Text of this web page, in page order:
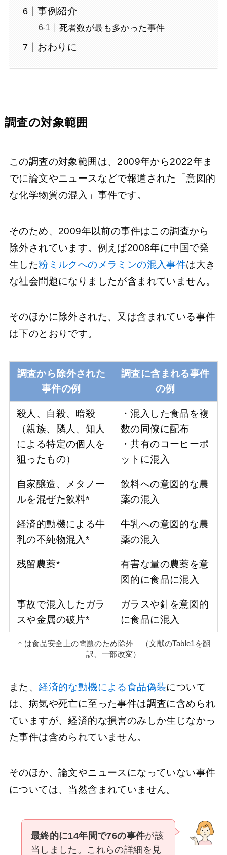
事例紹介
死者数が最も多かった事件
おわりに
調査の対象範囲
この調査の対象範囲は、2009年から2022年ま
でに論文やニュースなどで報道された「意図的
な化学物質の混入」事件です。
そのため、2009年以前の事件はこの調査から
除外されています。例えば2008年に中国で発
生した粉ミルクへのメラミンの混入事件は大き
な社会問題になりましたが含まれていません。
そのほかに除外された、又は含まれている事件
は下のとおりです。
調査から除外された
事件の例
調査に含まれる事件
の例
殺人、自殺、暗殺
（親族、隣人、知人
による特定の個人を
狙ったもの）
・混入した食品を複
数の同僚に配布
・共有のコーヒーポ
ットに混入
自家醸造、メタノー
ルを混ぜた飲料*
飲料への意図的な農
薬の混入
経済的動機による牛
乳の不純物混入*
牛乳への意図的な農
薬の混入
残留農薬*
有害な量の農薬を意
図的に食品に混入
事故で混入したガラ
スや金属の破片*
ガラスや針を意図的
に食品に混入
＊は食品安全上の問題のため除外 （文献のTable1を翻
訳、一部改変）
また、経済的な動機による食品偽装について
は、病気や死亡に至った事件は調査に含められ
ていますが、経済的な損害のみしか生じなかっ
た事件は含められていません。
そのほか、論文やニュースになっていない事件
については、当然含まれていません。
最終的に14年間で76の事件が該
当しました。これらの詳細を見